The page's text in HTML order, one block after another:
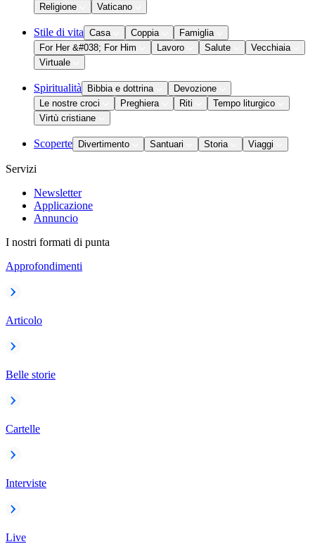
Religione
Vaticano
Stile di vita Casa Coppia
Famiglia
For Her &#038; For Him
Lavoro Salute
Vecchiaia
Virtuale
Spiritualità Bibbia e dottrina
Devozione
Le nostre croci
Preghiera Riti
Tempo liturgico
Virtù cristiane
Scoperte Divertimento Santuari Storia Viaggi
Servizi
Newsletter
Applicazione
Annuncio
I nostri formati di punta
Approfondimenti
Articolo
Belle storie
Cartelle
Interviste
Live